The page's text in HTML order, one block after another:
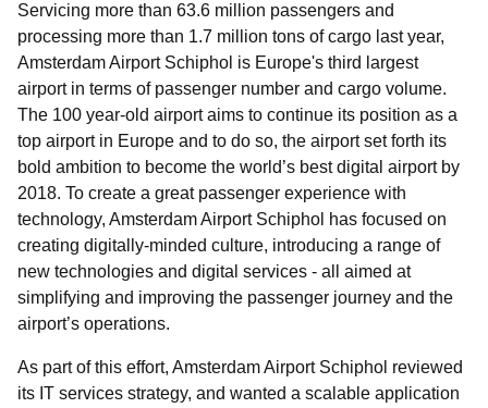
Servicing more than 63.6 million passengers and
processing more than 1.7 million tons of cargo last year,
Amsterdam Airport Schiphol is Europe's third largest
airport in terms of passenger number and cargo volume.
The 100 year-old airport aims to continue its position as a
top airport in Europe and to do so, the airport set forth its
bold ambition to become the world’s best digital airport by
2018. To create a great passenger experience with
technology, Amsterdam Airport Schiphol has focused on
creating digitally-minded culture, introducing a range of
new technologies and digital services - all aimed at
simplifying and improving the passenger journey and the
airport’s operations.
As part of this effort, Amsterdam Airport Schiphol reviewed
its IT services strategy, and wanted a scalable application